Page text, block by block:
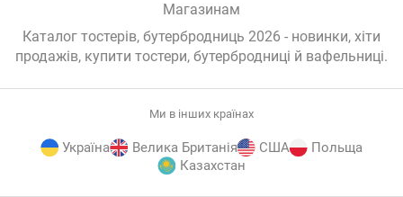
Магазинам
Каталог тостерів, бутербродниць 2026 - новинки, хіти
продажів, купити тостери, бутербродниці й вафельниці.
Ми в інших країнах
Україна Велика Британія США
Польща
Казахстан